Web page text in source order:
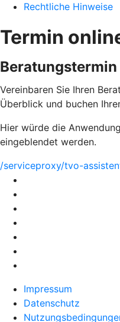
Rechtliche Hinweise
Termin
Vereinbaren Sie Ihren
Überblick und buchen
Hier würde die
eingeblendet werden.
/serviceproxy/tvo-
Impressum
Datenschutz